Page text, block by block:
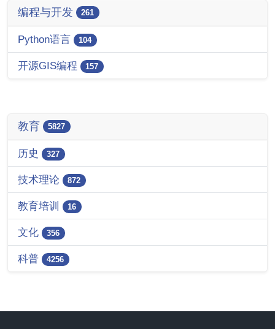
编程与开发 261
Python语言 104
开源GIS编程 157
教育 5827
历史 327
技术理论 872
教育培训 16
文化 356
科普 4256